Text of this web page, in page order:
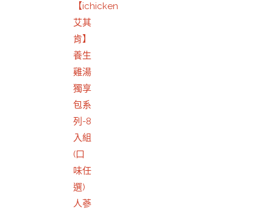
【ichicken
艾其
肯】
養生
雞湯
獨享
包系
列-8
入組
(口
味任
選)
人蔘